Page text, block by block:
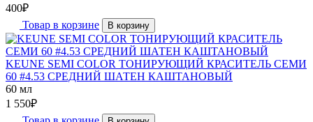
400₽
Товар в корзине
В корзину
KEUNE SEMI COLOR ТОНИРУЮЩИЙ КРАСИТЕЛЬ СЕМИ
60 #4.53 СРЕДНИЙ ШАТЕН КАШТАНОВЫЙ
60 мл
1 550₽